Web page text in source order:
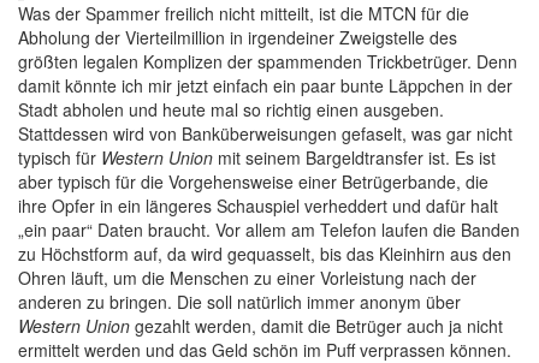
Was der Spammer freilich nicht mitteilt, ist die MTCN für die
Abholung der Vierteilmillion in irgendeiner Zweigstelle des
größten legalen Komplizen der spammenden Trickbetrüger. Denn
damit könnte ich mir jetzt einfach ein paar bunte Läppchen in der
Stadt abholen und heute mal so richtig einen ausgeben.
Stattdessen wird von Banküberweisungen gefaselt, was gar nicht
typisch für Western Union mit seinem Bargeldtransfer ist. Es ist
aber typisch für die Vorgehensweise einer Betrügerbande, die
ihre Opfer in ein längeres Schauspiel verheddert und dafür halt
„ein paar“ Daten braucht. Vor allem am Telefon laufen die Banden
zu Höchstform auf, da wird gequasselt, bis das Kleinhirn aus den
Ohren läuft, um die Menschen zu einer Vorleistung nach der
anderen zu bringen. Die soll natürlich immer anonym über
Western Union gezahlt werden, damit die Betrüger auch ja nicht
ermittelt werden und das Geld schön im Puff verprassen können.